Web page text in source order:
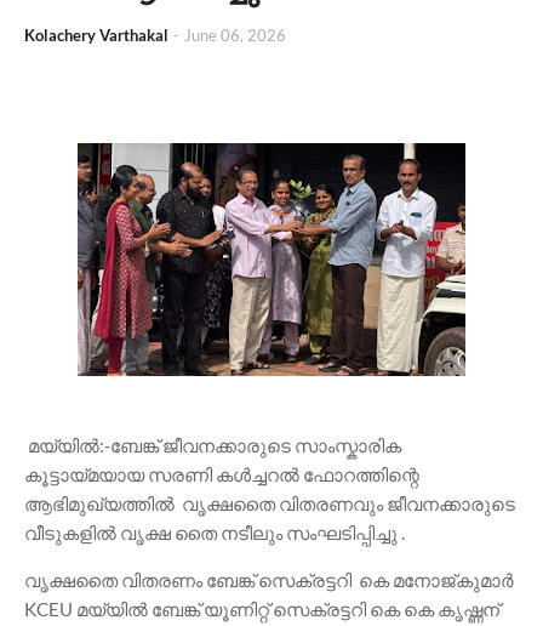
Kolachery Varthakal - June 06, 2026
മയ്യിൽ:-ബേങ്ക് ജീവനക്കാരുടെ സാംസ്കാരിക
കൂട്ടായ്മയായ സരണി കൾച്ചറൽ ഫോറത്തിന്റെ
ആഭിമുഖ്യത്തിൽ വൃക്ഷതൈ വിതരണവും ജീവനക്കാരുടെ
വീടുകളിൽ വൃക്ഷ തൈ നടീലും സംഘടിപ്പിച്ചു .
വൃക്ഷതൈ വിതരണം ബേങ്ക് സെക്രട്ടറി കെ മനോജ്‌കുമാർ
KCEU മയ്യിൽ ബേങ്ക് യൂണിറ്റ് സെക്രട്ടറി കെ കെ കൃഷ്ണന്